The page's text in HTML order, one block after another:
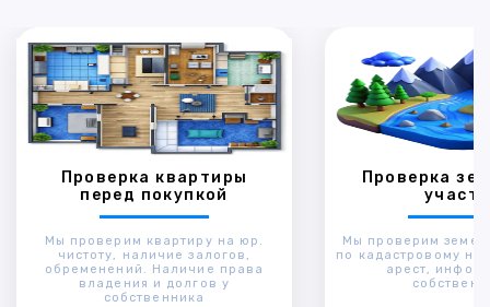
Проверка квартиры
перед покупкой
Мы проверим квартиру на юр.
чистоту, наличие залогов,
обременений. Наличие права
владения и долгов у
собственника
Проверка
Мы проверим
по кадастровому
арест,